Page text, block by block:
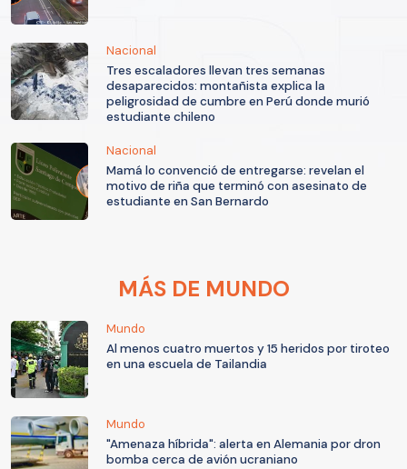
Nacional
Tres escaladores llevan tres semanas
desaparecidos: montañista explica la
peligrosidad de cumbre en Perú donde murió
estudiante chileno
Nacional
Mamá lo convenció de entregarse: revelan el
motivo de riña que terminó con asesinato de
estudiante en San Bernardo
MÁS DE MUNDO
Mundo
Al menos cuatro muertos y 15 heridos por tiroteo
en una escuela de Tailandia
Mundo
"Amenaza híbrida": alerta en Alemania por dron
bomba cerca de avión ucraniano